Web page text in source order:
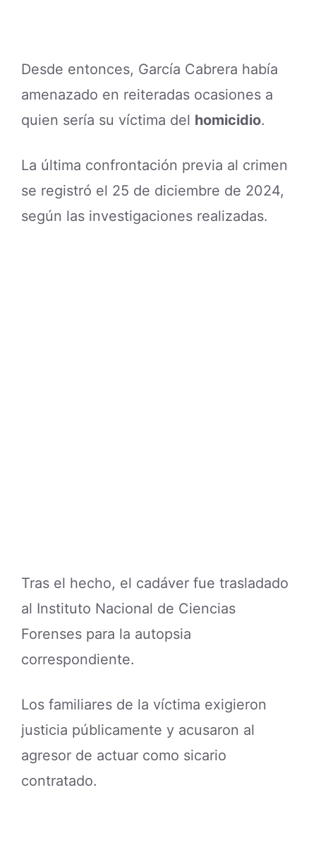
Desde entonces, García Cabrera había
amenazado en reiteradas ocasiones a
quien sería su víctima del homicidio.
La última confrontación previa al crimen
se registró el 25 de diciembre de 2024,
según las investigaciones realizadas.
Tras el hecho, el cadáver fue trasladado
al Instituto Nacional de Ciencias
Forenses para la autopsia
correspondiente.
Los familiares de la víctima exigieron
justicia públicamente y acusaron al
agresor de actuar como sicario
contratado.